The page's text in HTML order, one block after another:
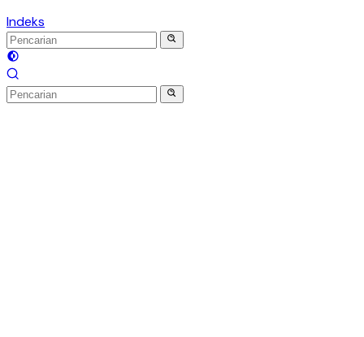
Indeks